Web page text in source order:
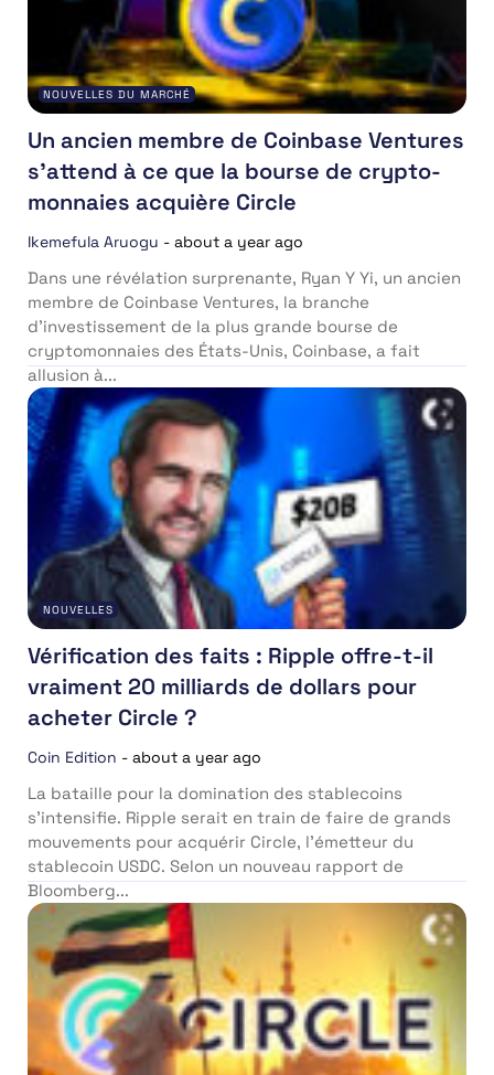
NOUVELLES DU MARCHÉ
Un ancien membre de Coinbase Ventures
s’attend à ce que la bourse de crypto-
monnaies acquière Circle
Ikemefula Aruogu - about a year ago
Dans une révélation surprenante, Ryan Y Yi, un ancien
membre de Coinbase Ventures, la branche
d’investissement de la plus grande bourse de
cryptomonnaies des États-Unis, Coinbase, a fait
allusion à...
NOUVELLES
Vérification des faits : Ripple offre-t-il
vraiment 20 milliards de dollars pour
acheter Circle ?
Coin Edition - about a year ago
La bataille pour la domination des stablecoins
s’intensifie. Ripple serait en train de faire de grands
mouvements pour acquérir Circle, l’émetteur du
stablecoin USDC. Selon un nouveau rapport de
Bloomberg...